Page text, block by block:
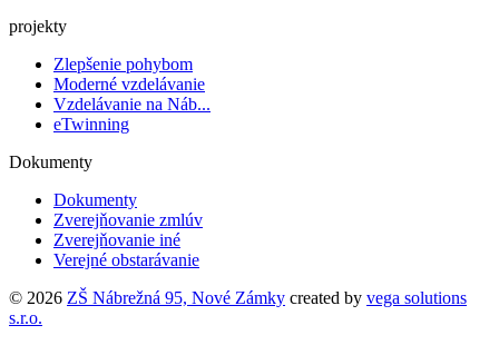
projekty
Zlepšenie pohybom
Moderné vzdelávanie
Vzdelávanie na Náb...
eTwinning
Dokumenty
Dokumenty
Zverejňovanie zmlúv
Zverejňovanie iné
Verejné obstarávanie
© 2026 ZŠ Nábrežná 95, Nové Zámky created by vega solutions
s.r.o.